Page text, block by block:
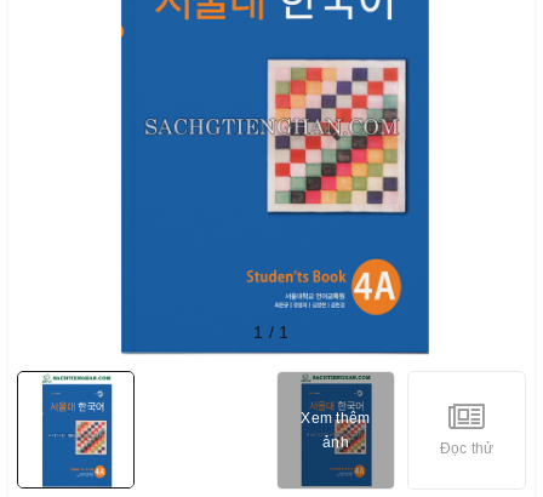
1 / 1
Xem thêm
ảnh
Đọc thử